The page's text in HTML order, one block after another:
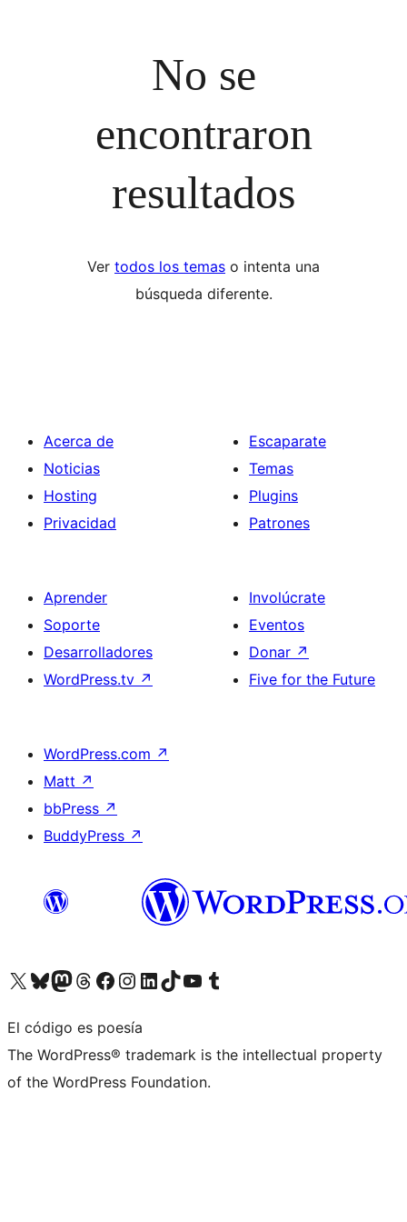
No se
encontraron
resultados
Ver todos los temas o intenta una
búsqueda diferente.
Acerca de
Noticias
Hosting
Privacidad
Escaparate
Temas
Plugins
Patrones
Aprender
Soporte
Desarrolladores
WordPress.tv ↗
Involúcrate
Eventos
Donar ↗
Five for the Future
WordPress.com ↗
Matt ↗
bbPress ↗
BuddyPress ↗
Visita nuestra cuenta de X (anteriormente Twitter)
Visita nuestra cuenta de Bluesky
Visita nuestra cuenta de Mastodon
Visita nuestra cuenta de Threads
Visita nuestra página de Facebook
Visita nuestra cuenta de Instagram
Visita nuestra cuenta de LinkedIn
Visita nuestra cuenta de TikTok
Visita nuestro canal de YouTube
Visita nuestra cuenta de Tumblr
El código es poesía
The WordPress® trademark is the intellectual property
of the WordPress Foundation.